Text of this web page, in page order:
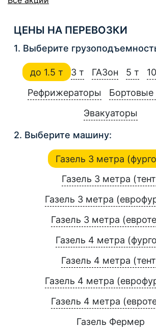
ЦЕНЫ НА ПЕРЕВОЗКИ
1. Выберите
до 1.5 т 3 т ГАЗон 5 т
Рефрижераторы
Эвакуаторы
2. Выберите машину:
Газель 3 метра
Газель 3 метра
Газель 3 метра
Газель 3 метра
Газель 4 метра
Газель 4 метра
Газель 4 метра
Газель 4 метра
Газель Фермер